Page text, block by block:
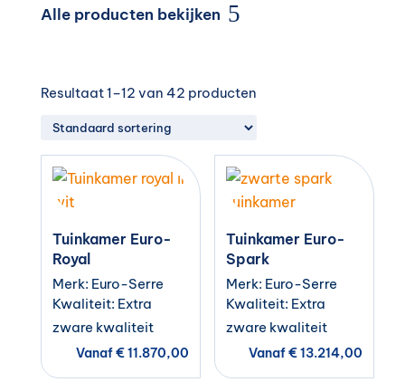
Alle producten bekijken
Resultaat 1–12 van 42 producten
Tuinkamer Euro-
Royal
Merk: Euro-Serre
Kwaliteit: Extra
zware kwaliteit
Vanaf€11.870,00
Tuinkamer Euro-
Spark
Merk: Euro-Serre
Kwaliteit: Extra
zware kwaliteit
Vanaf€13.214,00